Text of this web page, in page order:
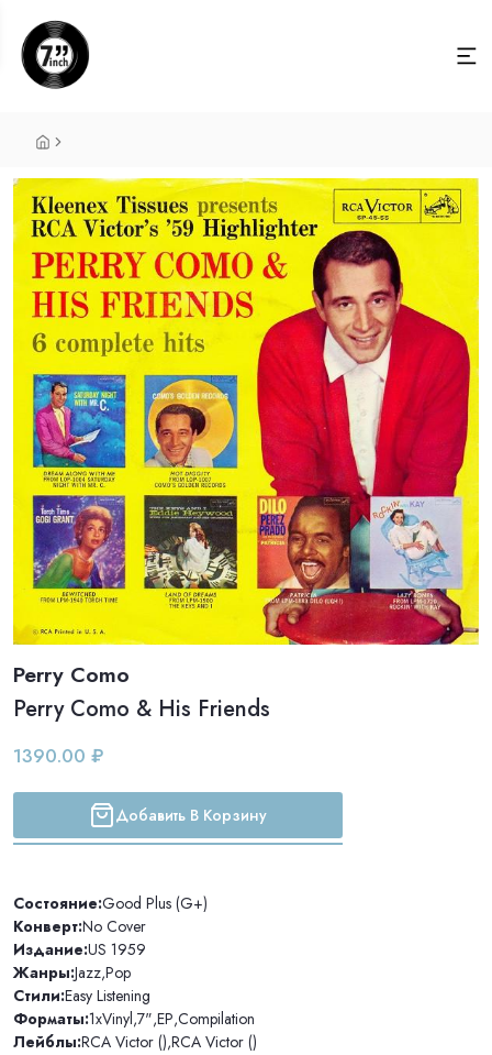
Perry Como
Perry Como & His Friends
1390.00 ₽
Добавить В Корзину
Состояние:Good Plus (G+)
Конверт:No Cover
Издание:US 1959
Жанры:Jazz,Pop
Стили:Easy Listening
Форматы:1xVinyl,7",EP,Compilation
Лейблы:RCA Victor (),RCA Victor ()